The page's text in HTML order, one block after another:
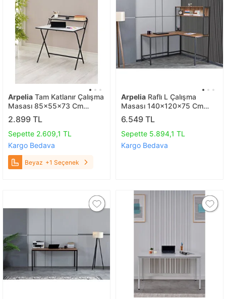
Arpelia Tam Katlanır Çalışma
Masası 85x55x73 Cm
Modern 73 Cm Modern 55
Cm Metal 85 Cm Beyaz
2.899 TL
Sepette 2.609,1 TL
Kargo Bedava
Beyaz +1 Seçenek
Arpelia Raflı L Çalışma
Masası 140x120x75 Cm
Sağ Sol Yönlü Antrasit
6.549 TL
Sepette 5.894,1 TL
Kargo Bedava